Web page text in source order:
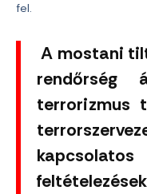
fel.
A mostani
rendőrség
terrorizmus